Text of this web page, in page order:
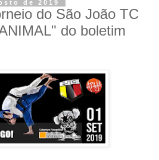
de 2019
do São João TC
do boletim